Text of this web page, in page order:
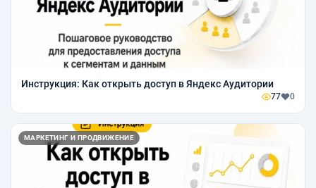
Инструкция: Как открыть доступ в Яндекс Аудитории
77 0
МАРКЕТИНГ И ПРОДВИЖЕНИЕ